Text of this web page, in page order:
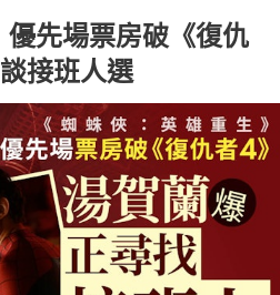
先場票房破《復仇
接班人選